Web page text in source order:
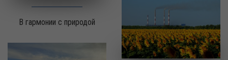
В гармонии с природой